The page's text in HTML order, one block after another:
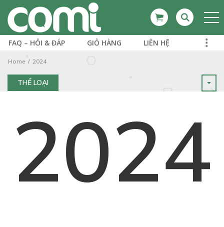
FAQ – HỎI & ĐÁP GIỎ HÀNG LIÊN HỆ
Home 2024
THỂ LOẠI
2024